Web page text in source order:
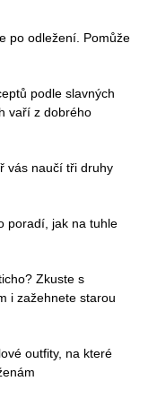
po odležení. Pomůže
podle slavných
vaří z dobrého
vás naučí tři druhy
poradí, jak na tuhle
Zkuste s
i zažehnete starou
outfity, na které